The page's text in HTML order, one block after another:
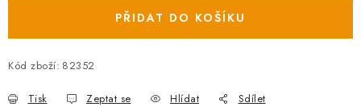
PŘIDAT DO KOŠÍKU
Kód zboží: 82352
Tisk Zeptat se Hlídat Sdílet